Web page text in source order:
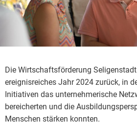
Die Wirtschaftsförderung
ereignisreiches Jahr 2024 zurück, in
Initiativen das unternehmerische
bereicherten und die
Menschen stärken konnten.